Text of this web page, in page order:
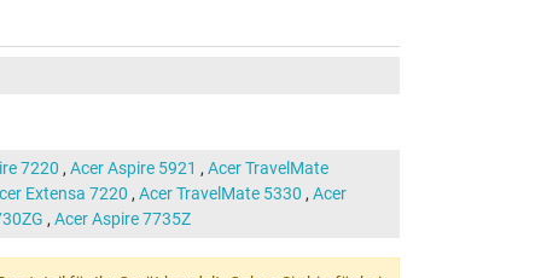
7220 , Acer Aspire 5921 , Acer TravelMate
Extensa 7220 , Acer TravelMate 5330 , Acer
, Acer Aspire 7735Z